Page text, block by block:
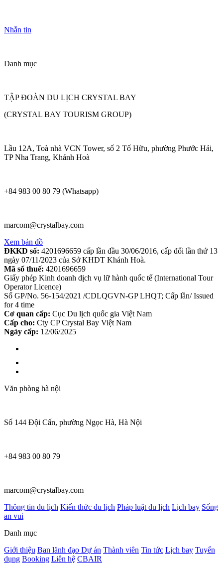
Nhắn tin
Danh mục
TẬP ĐOÀN DU LỊCH CRYSTAL BAY
(CRYSTAL BAY TOURISM GROUP)
Lầu 12A, Toà nhà VCN Tower, số 2 Tố Hữu, phường Phước Hải,
TP Nha Trang, Khánh Hoà
+84 983 00 80 79 (Whatsapp)
marcom@crystalbay.com
Xem bản đồ
ĐKKD số: 4201696659 cấp lần đầu 30/06/2016, cấp đổi lần thứ 13
ngày 07/11/2023 của Sở KHDT Khánh Hoà.
Mã số thuế: 4201696659
Giấy phép Kinh doanh dịch vụ lữ hành quốc tế (International Tour
Operator Licence)
Số GP/No. 56-154/2021 /CDLQGVN-GP LHQT; Cấp lần/ Issued
for 4 time
Cơ quan cấp: Cục Du lịch quốc gia Việt Nam
Cấp cho: Cty CP Crystal Bay Việt Nam
Ngày cấp: 12/06/2025
Văn phòng hà nội
Số 144 Đội Cấn, phường Ngọc Hà, Hà Nội
+84 983 00 80 79
marcom@crystalbay.com
Thông tin du lịch Kiến thức du lịch Pháp luật du lịch Lịch bay Sống
an vui
Danh mục
Giới thiệu Ban lãnh đạo Dự án Thành viên Tin tức Lịch bay Tuyển
dụng Booking Liên hệ CBAIR